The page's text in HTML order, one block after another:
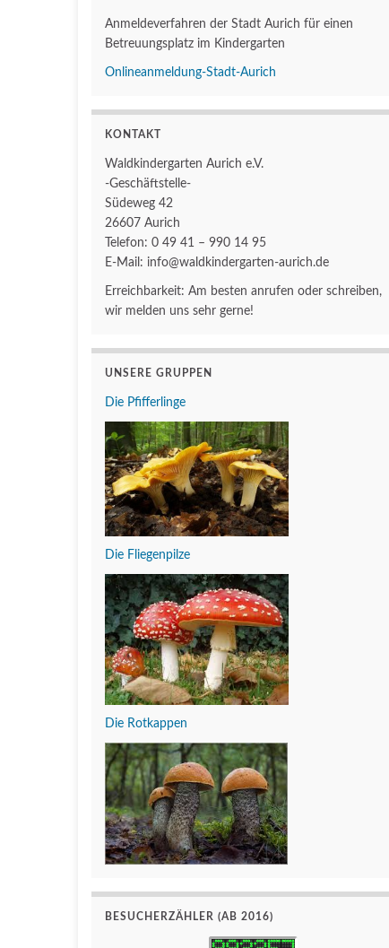
Anmeldeverfahren der Stadt Aurich für einen
Betreuungsplatz im Kindergarten
Onlineanmeldung-Stadt-Aurich
KONTAKT
Waldkindergarten Aurich e.V.
-Geschäftstelle-
Südeweg 42
26607 Aurich
Telefon: 0 49 41 – 990 14 95
E-Mail: info@waldkindergarten-aurich.de
Erreichbarkeit: Am besten anrufen oder schreiben,
wir melden uns sehr gerne!
UNSERE GRUPPEN
Die Pfifferlinge
Die Fliegenpilze
Die Rotkappen
BESUCHERZÄHLER (AB 2016)